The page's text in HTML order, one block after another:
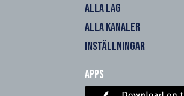
ALLA LAG
ALLA KANALER
INSTÄLLNINGAR
Apps